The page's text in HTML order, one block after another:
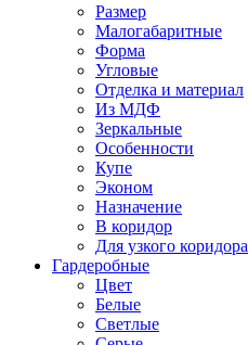
Размер
Малогабаритные
Форма
Угловые
Отделка и материал
Из МДФ
Зеркальные
Особенности
Купе
Эконом
Назначение
В коридор
Для узкого коридора
Гардеробные
Цвет
Белые
Светлые